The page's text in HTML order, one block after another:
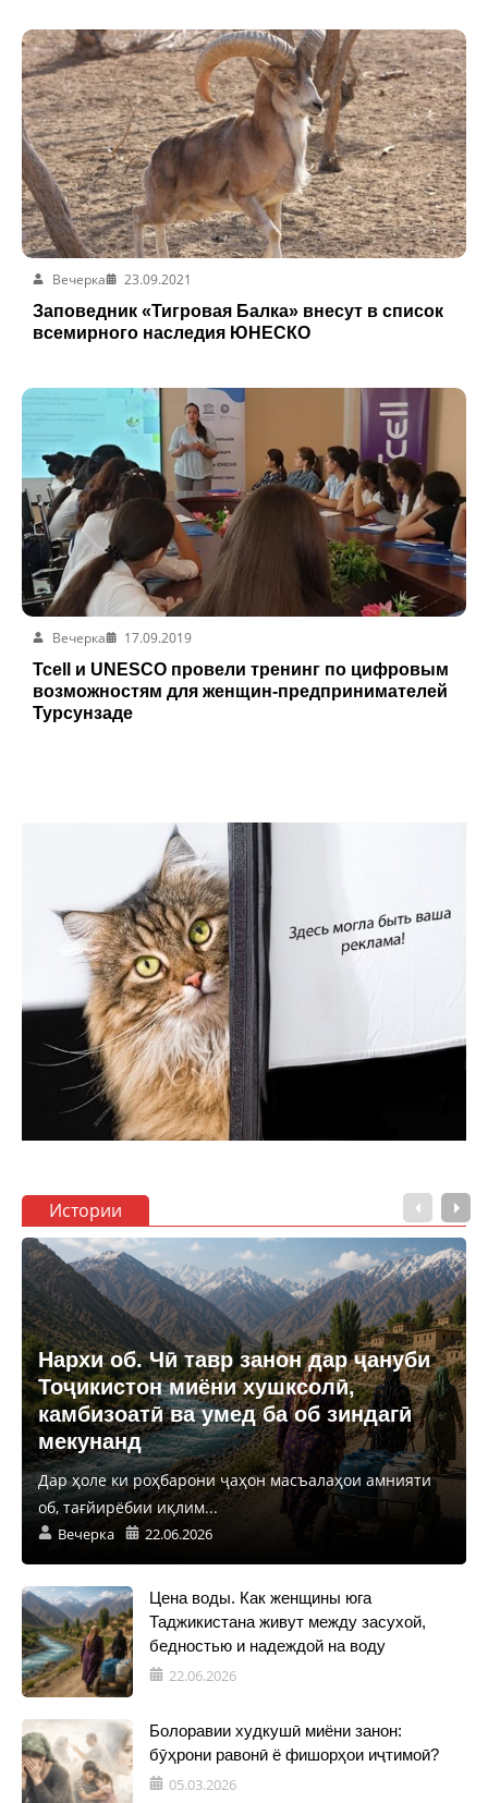
Вечерка
23.09.2021
Заповедник «Тигровая Балка» внесут в список
всемирного наследия ЮНЕСКО
Вечерка
17.09.2019
Tcell и UNESCO провели тренинг по цифровым
возможностям для женщин-предпринимателей
Турсунзаде
Истории
Нархи об. Чӣ тавр занон дар ҷануби
Тоҷикистон миёни хушксолӣ,
камбизоатӣ ва умед ба об зиндагӣ
мекунанд
Дар ҳоле ки роҳбарони ҷаҳон масъалаҳои амнияти
об, тағйирёбии иқлим...
Вечерка 22.06.2026
Цена воды. Как женщины юга
Таджикистана живут между засухой,
бедностью и надеждой на воду
22.06.2026
Болоравии худкушӣ миёни занон:
бӯҳрони равонӣ ё фишорҳои иҷтимоӣ?
05.03.2026